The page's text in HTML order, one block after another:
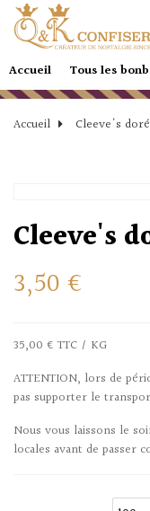
Accueil Tous les
Accueil Cleeve's doré
Cleeve's
3,50 €
35,00 € TTC / KG
ATTENTION, lors de
pas supporter le
Nous vous laissons le
locales avant de passer